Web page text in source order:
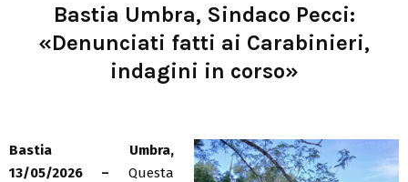
Bastia Umbra, Sindaco Pecci:
«Denunciati fatti ai Carabinieri,
indagini in corso»
Bastia Umbra,
13/05/2026 – Questa